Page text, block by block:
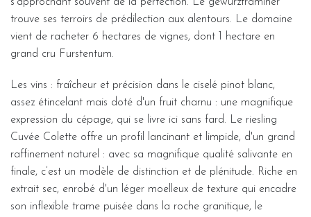
trouve ses terroirs de prédilection aux alentours. Le domaine
vient de racheter 6 hectares de vignes, dont 1 hectare en
grand cru Furstentum.
Les vins : fraîcheur et précision dans le ciselé pinot blanc,
assez étincelant mais doté d'un fruit charnu : une magnifique
expression du cépage, qui se livre ici sans fard. Le riesling
Cuvée Colette offre un profil lancinant et limpide, d'un grand
raffinement naturel : avec sa magnifique qualité salivante en
finale, c’est un modèle de distinction et de plénitude. Riche en
extrait sec, enrobé d'un léger moelleux de texture qui encadre
son inflexible trame puisée dans la roche granitique, le